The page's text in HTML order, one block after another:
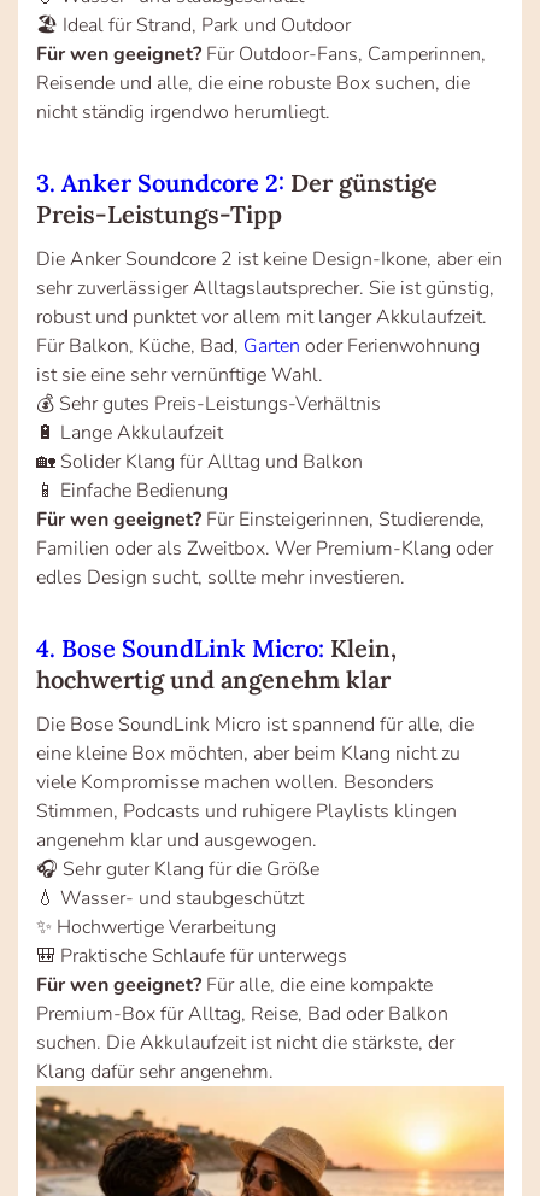
🏖️ Ideal für Strand, Park und Outdoor
Für wen geeignet? Für Outdoor-Fans, Camperinnen,
Reisende und alle, die eine robuste Box suchen, die
nicht ständig irgendwo herumliegt.
3. Anker Soundcore 2: Der günstige
Preis-Leistungs-Tipp
Die Anker Soundcore 2 ist keine Design-Ikone, aber ein
sehr zuverlässiger Alltagslautsprecher. Sie ist günstig,
robust und punktet vor allem mit langer Akkulaufzeit.
Für Balkon, Küche, Bad, Garten oder Ferienwohnung
ist sie eine sehr vernünftige Wahl.
💰 Sehr gutes Preis-Leistungs-Verhältnis
🔋 Lange Akkulaufzeit
🏡 Solider Klang für Alltag und Balkon
📱 Einfache Bedienung
Für wen geeignet? Für Einsteigerinnen, Studierende,
Familien oder als Zweitbox. Wer Premium-Klang oder
edles Design sucht, sollte mehr investieren.
4. Bose SoundLink Micro: Klein,
hochwertig und angenehm klar
Die Bose SoundLink Micro ist spannend für alle, die
eine kleine Box möchten, aber beim Klang nicht zu
viele Kompromisse machen wollen. Besonders
Stimmen, Podcasts und ruhigere Playlists klingen
angenehm klar und ausgewogen.
🎧 Sehr guter Klang für die Größe
💧 Wasser- und staubgeschützt
✨ Hochwertige Verarbeitung
🎒 Praktische Schlaufe für unterwegs
Für wen geeignet? Für alle, die eine kompakte
Premium-Box für Alltag, Reise, Bad oder Balkon
suchen. Die Akkulaufzeit ist nicht die stärkste, der
Klang dafür sehr angenehm.